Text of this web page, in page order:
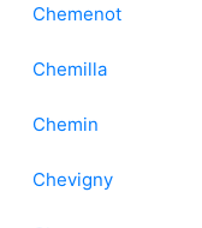
Chemenot
Chemilla
Chemin
Chevigny